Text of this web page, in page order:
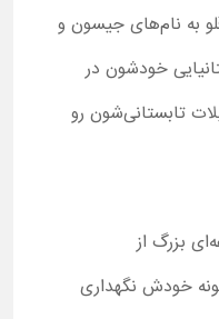
به نام‌های جیسون و
خودشون در
تابستانی‌شون رو
بزرگ از
خودش نگهداری